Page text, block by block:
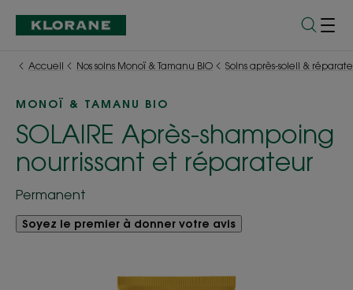
Accueil Nos soins Monoï & Tamanu BIO Soins après-soleil &
MONOÏ & TAMANU BIO
SOLAIRE Après-shampoing
nourrissant et réparateur
Permanent
Soyez le premier à donner votre avis